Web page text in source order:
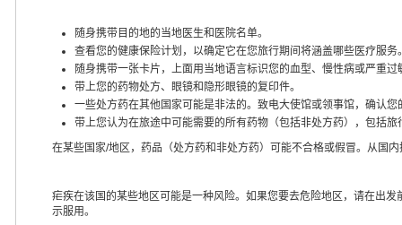
随身携带目的地的当地医生和医院名单。
查看您的健康保险计划，以确定它在您旅行期间将涵盖哪些医疗服
随身携带一张卡片，上面用当地语言标识您的血型、慢性病或严重
带上您的药物处方、眼镜和隐形眼镜的复印件。
一些处方药在其他国家可能是非法的。致电大使馆或领事馆，确认
带上您认为在旅途中可能需要的所有药物（包括非处方药），包括
在某些国家/地区，药品（处方药和非处方药）可能不合格或假冒。从国
疟疾在该国的某些地区可能是一种风险。如果您要去危险地区，请在出
示服用。